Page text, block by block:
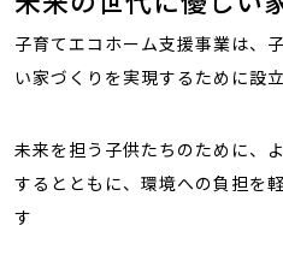
子育てエコホーム支援事業は、
い家づくりを実現するために設
未来を担う子供たちのために、
するとともに、環境への負担を
す